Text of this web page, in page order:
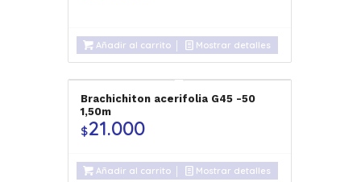
Añadir al carrito Mostrar detalles
Brachichiton acerifolia G45 -50
1,50m
$21.000
Añadir al carrito Mostrar detalles